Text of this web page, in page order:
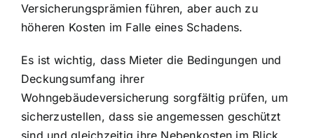
Versicherungsprämien führen, aber auch zu
höheren Kosten im Falle eines Schadens.
Es ist wichtig, dass Mieter die Bedingungen und
Deckungsumfang ihrer
Wohngebäudeversicherung sorgfältig prüfen, um
sicherzustellen, dass sie angemessen geschützt
sind und gleichzeitig ihre Nebenkosten im Blick